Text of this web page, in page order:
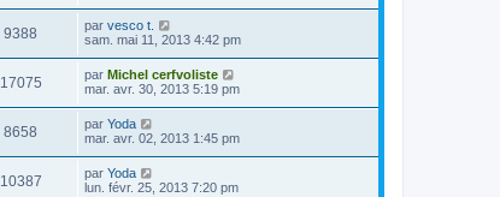
9388 par vesco t.
sam. mai 11, 2013 4:42 pm
17075 par Michel cerfvoliste
mar. avr. 30, 2013 5:19 pm
8658 par Yoda
mar. avr. 02, 2013 1:45 pm
10387 par Yoda
lun. févr. 25, 2013 7:20 pm